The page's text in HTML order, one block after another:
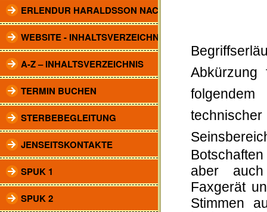
ERLENDUR HARALDSSON NACHRUF
WEBSITE - INHALTSVERZEICHNIS
A-Z – INHALTSVERZEICHNIS
TERMIN BUCHEN
STERBEBEGLEITUNG
JENSEITSKONTAKTE
SPUK 1
SPUK 2
aber auch
Faxgerät
Stimmen